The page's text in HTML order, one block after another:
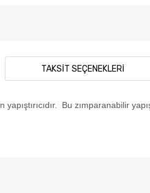
TAKSIT SEÇENEKLERI
Bu zımparanabilir